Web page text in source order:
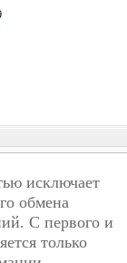
исключает
обмена
С первого и
только